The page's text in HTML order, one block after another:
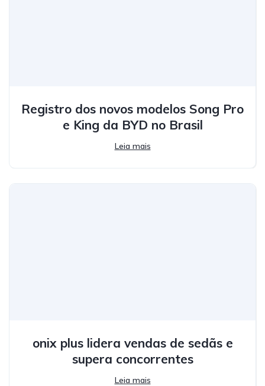
Registro dos novos modelos Song Pro
e King da BYD no Brasil
Leia mais
onix plus lidera vendas de sedãs e
supera concorrentes
Leia mais